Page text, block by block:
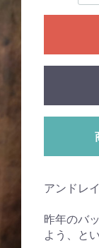
アンドレ
昨年のバ
よう、と